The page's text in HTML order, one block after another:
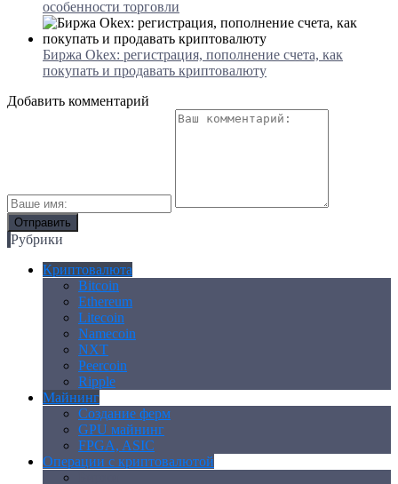
особенности торговли
Биржа Okex: регистрация, пополнение счета, как
покупать и продавать криптовалюту
Добавить комментарий
Рубрики
Криптовалюта
Bitcoin
Ethereum
Litecoin
Namecoin
NXT
Peercoin
Ripple
Майнинг
Создание ферм
GPU майнинг
FPGA, ASIC
Операции с криптовалютой